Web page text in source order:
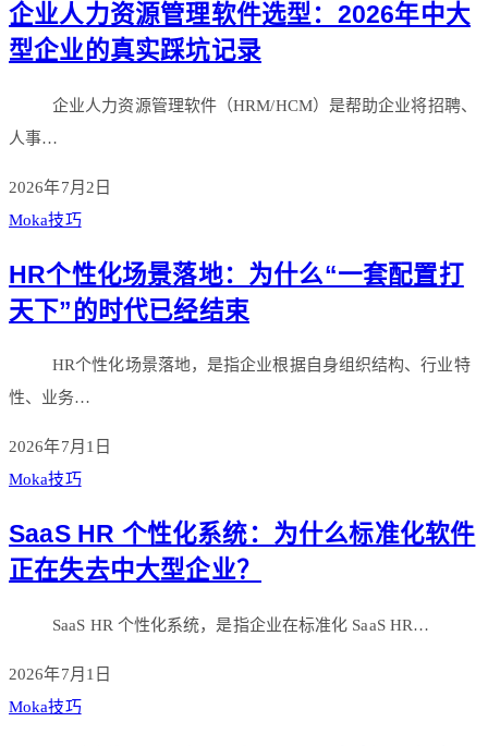
企业人力资源管理软件选型：2026年中大
型企业的真实踩坑记录
企业人力资源管理软件（HRM/HCM）是帮助企业将招聘、
人事…
2026年7月2日
Moka技巧
HR个性化场景落地：为什么“一套配置打
天下”的时代已经结束
HR个性化场景落地，是指企业根据自身组织结构、行业特
性、业务…
2026年7月1日
Moka技巧
SaaS HR 个性化系统：为什么标准化软件
正在失去中大型企业？
SaaS HR 个性化系统，是指企业在标准化 SaaS HR…
2026年7月1日
Moka技巧